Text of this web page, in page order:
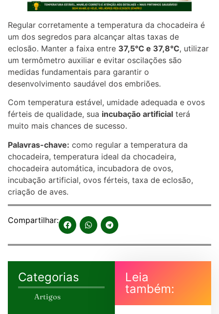
Regular corretamente a temperatura da chocadeira é
um dos segredos para alcançar altas taxas de
eclosão. Manter a faixa entre 37,5°C e 37,8°C, utilizar
um termômetro auxiliar e evitar oscilações são
medidas fundamentais para garantir o
desenvolvimento saudável dos embriões.
Com temperatura estável, umidade adequada e ovos
férteis de qualidade, sua incubação artificial terá
muito mais chances de sucesso.
Palavras-chave: como regular a temperatura da
chocadeira, temperatura ideal da chocadeira,
chocadeira automática, incubadora de ovos,
incubação artificial, ovos férteis, taxa de eclosão,
criação de aves.
Compartilhar:
Categorias
Artigos
Leia
também: